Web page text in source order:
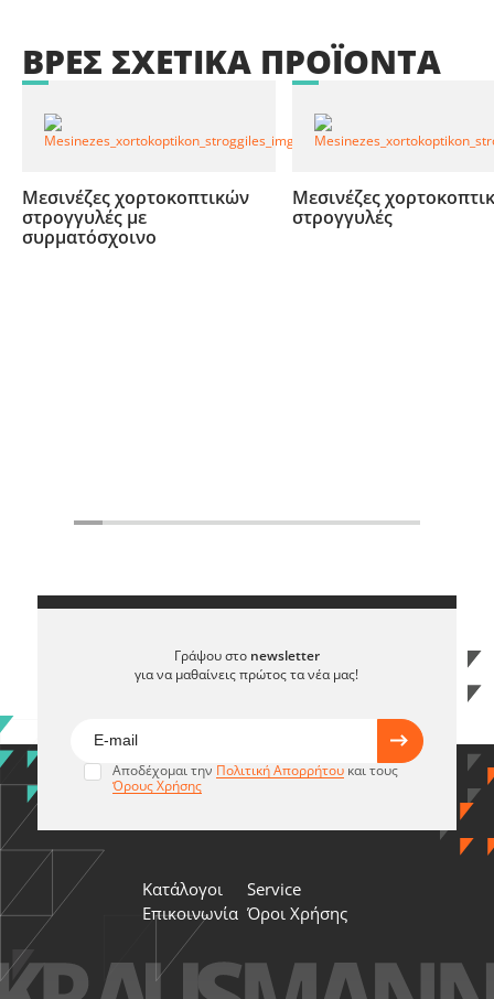
Μεσινέζες χορτοκοπτικών
στρογγυλές με
συρματόσχοινο
Μεσινέζες
στρογγυλές
ΒΡΕΣ ΣΧΕΤΙΚΑ ΠΡΟΪΟΝΤΑ
Γράψου στο newsletter
για να μαθαίνεις πρώτος τα νέα μας!
Αποδέχομαι την Πολιτική Απορρήτουκαι τους
Όρους Χρήσης
Κατάλογοι
Service
Επικοινωνία Όροι Χρήσης